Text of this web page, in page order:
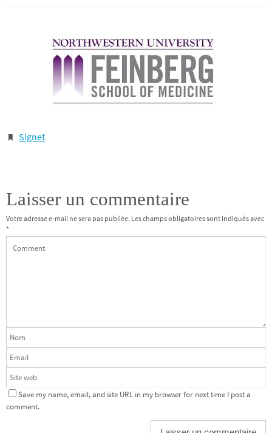
Signet.
Laisser un commentaire
Votre adresse e-mail ne sera pas publiée. Les champs obligatoires sont indiqués avec
*
Save my name, email, and site URL in my browser for next time I post a
comment.